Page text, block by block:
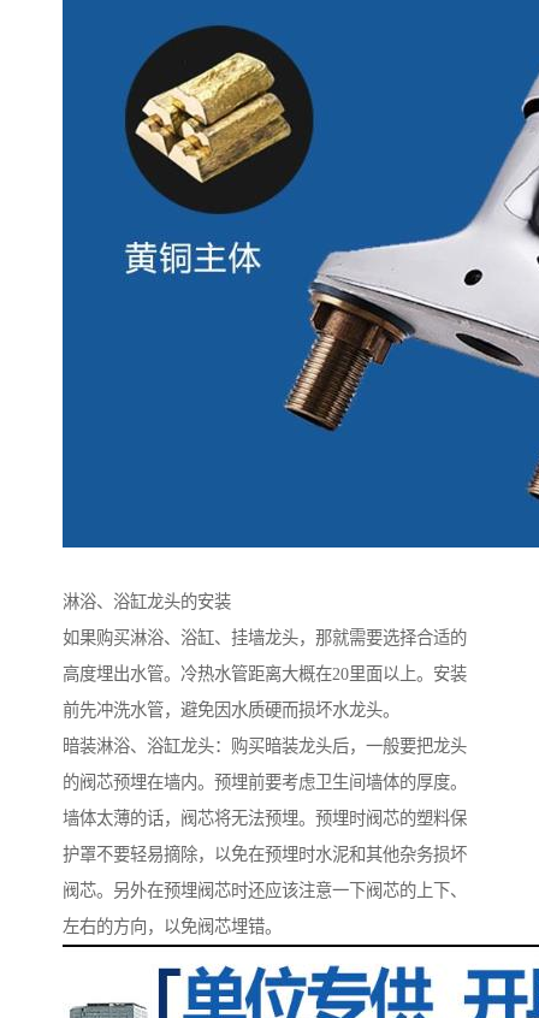
淋浴、浴缸龙头的安装
如果购买淋浴、浴缸、挂墙龙头，那就需要选择合适的
高度埋出水管。冷热水管距离大概在20里面以上。安装
前先冲洗水管，避免因水质硬而损坏水龙头。
暗装淋浴、浴缸龙头：购买暗装龙头后，一般要把龙头
的阀芯预埋在墙内。预埋前要考虑卫生间墙体的厚度。
墙体太薄的话，阀芯将无法预埋。预埋时阀芯的塑料保
护罩不要轻易摘除，以免在预埋时水泥和其他杂务损坏
阀芯。另外在预埋阀芯时还应该注意一下阀芯的上下、
左右的方向，以免阀芯埋错。